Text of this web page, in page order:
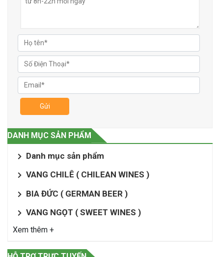
DANH MỤC SẢN PHẨM
Danh mục sản phẩm
VANG CHILÊ ( CHILEAN WINES )
BIA ĐỨC ( GERMAN BEER )
VANG NGỌT ( SWEET WINES )
Xem thêm +
Gửi